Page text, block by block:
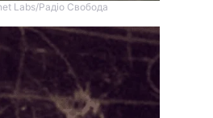
Labs/Радіо Свобода